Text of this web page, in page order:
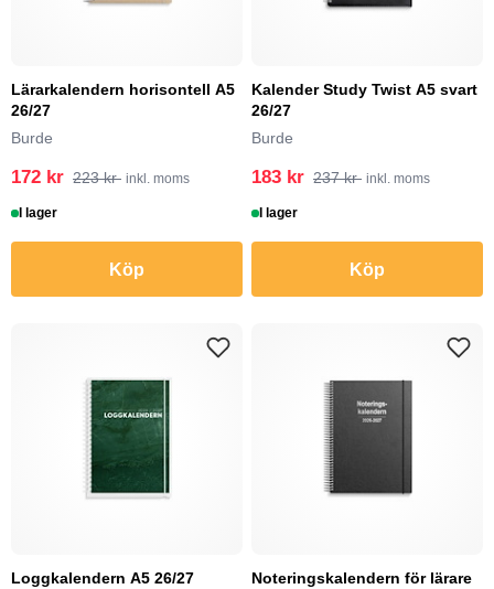
Lärarkalendern horisontell A5
26/27
Burde
172 kr 223 kr inkl. moms
I lager
Köp
Kalender Study Twist A5 svart
26/27
Burde
183 kr 237 kr inkl. moms
I lager
Köp
Loggkalendern A5 26/27
Noteringskalendern för lärare